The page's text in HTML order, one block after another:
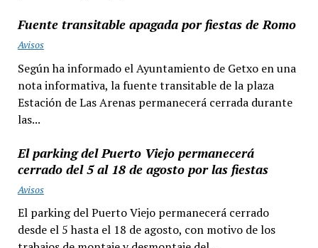
Fuente transitable apagada por fiestas de Romo
Avisos
Según ha informado el Ayuntamiento de Getxo en una
nota informativa, la fuente transitable de la plaza
Estación de Las Arenas permanecerá cerrada durante
las...
El parking del Puerto Viejo permanecerá
cerrado del 5 al 18 de agosto por las fiestas
Avisos
El parking del Puerto Viejo permanecerá cerrado
desde el 5 hasta el 18 de agosto, con motivo de los